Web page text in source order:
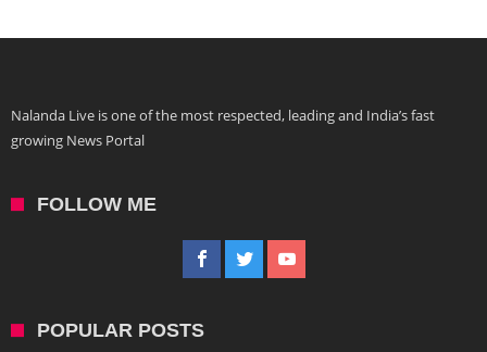
Nalanda Live is one of the most respected, leading and India’s fast
growing News Portal
FOLLOW ME
POPULAR POSTS